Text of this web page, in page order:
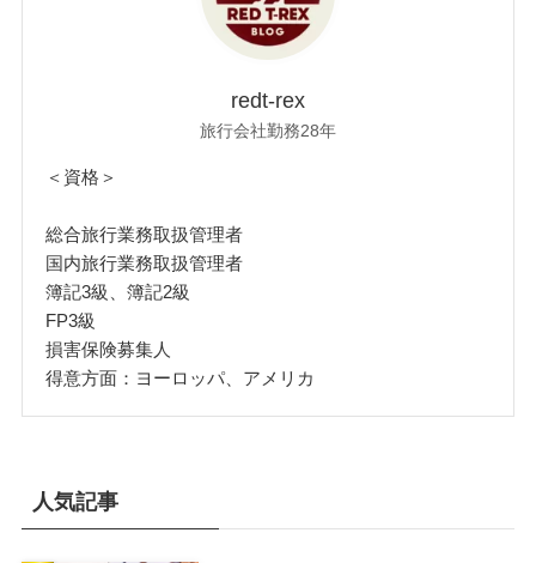
redt-rex
旅行会社勤務28年
＜資格＞
総合旅行業務取扱管理者
国内旅行業務取扱管理者
簿記3級、簿記2級
FP3級
損害保険募集人
得意方面：ヨーロッパ、アメリカ
人気記事